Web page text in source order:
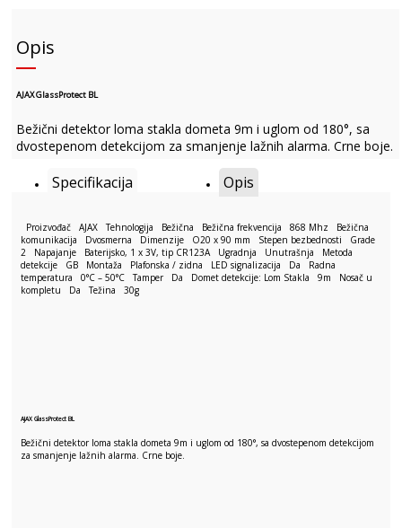
Opis
AJAX GlassProtect BL
Bežični detektor loma stakla dometa 9m i uglom od 180°, sa
dvostepenom detekcijom za smanjenje lažnih alarma. Crne boje.
Specifikacija Opis
Proizvođač AJAX Tehnologija Bežična Bežična frekvencija 868 Mhz Bežična
komunikacija Dvosmerna Dimenzije O20 x 90 mm Stepen bezbednosti Grade
2 Napajanje Baterijsko, 1 x 3V, tip CR123A Ugradnja Unutrašnja Metoda
detekcije GB Montaža Plafonska / zidna LED signalizacija Da Radna
temperatura 0°C – 50°C Tamper Da Domet detekcije: Lom Stakla 9m Nosač u
kompletu Da Težina 30g
AJAX GlassProtect BL
Bežični detektor loma stakla dometa 9m i uglom od 180°, sa dvostepenom detekcijom
za smanjenje lažnih alarma. Crne boje.